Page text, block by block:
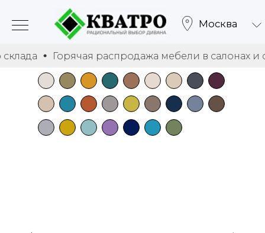
Москва
Горячая распродажа мебели в салонах и со